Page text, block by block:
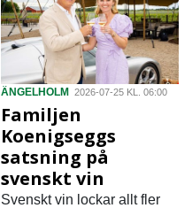
ÄNGELHOLM 2026-07-25 KL. 06:00
Familjen
Koenigseggs
satsning på
svenskt vin
Svenskt vin lockar allt fler